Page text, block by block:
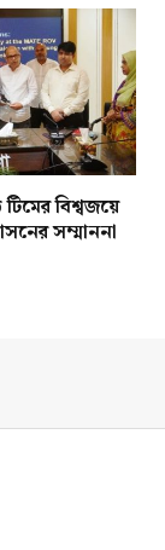
বিশ্বজয়ে
সম্মাননা